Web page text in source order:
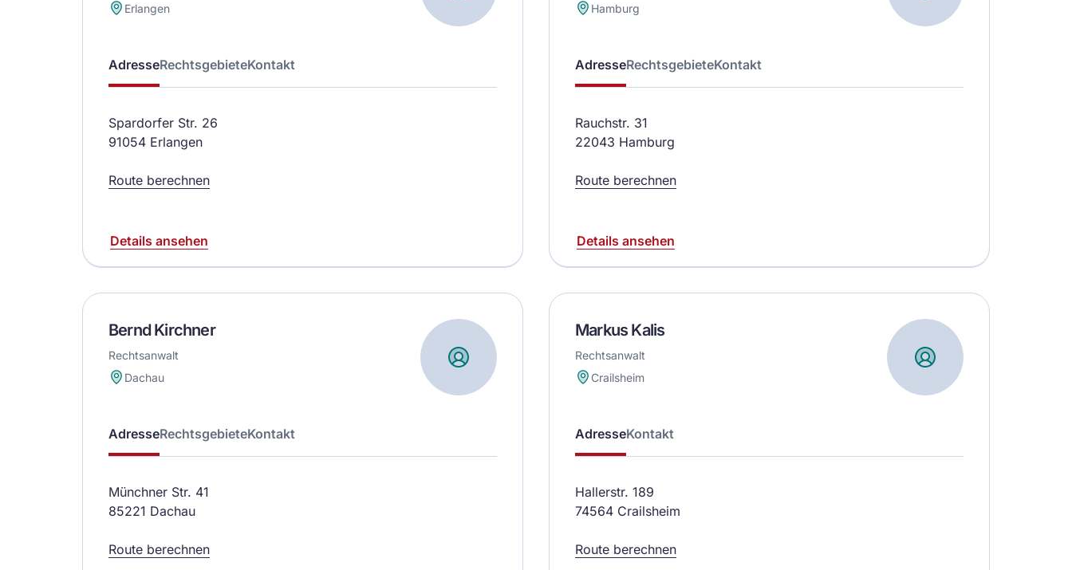
Erlangen
AdresseRechtsgebieteKontakt
Spardorfer Str. 26
91054 Erlangen
Route berechnen
Details ansehen
Hamburg
AdresseRechtsgebieteKontakt
Rauchstr. 31
22043 Hamburg
Route berechnen
Details ansehen
Bernd Kirchner
Rechtsanwalt
Dachau
AdresseRechtsgebieteKontakt
Münchner Str. 41
85221 Dachau
Route berechnen
Markus Kalis
Rechtsanwalt
Crailsheim
AdresseKontakt
Hallerstr. 189
74564 Crailsheim
Route berechnen